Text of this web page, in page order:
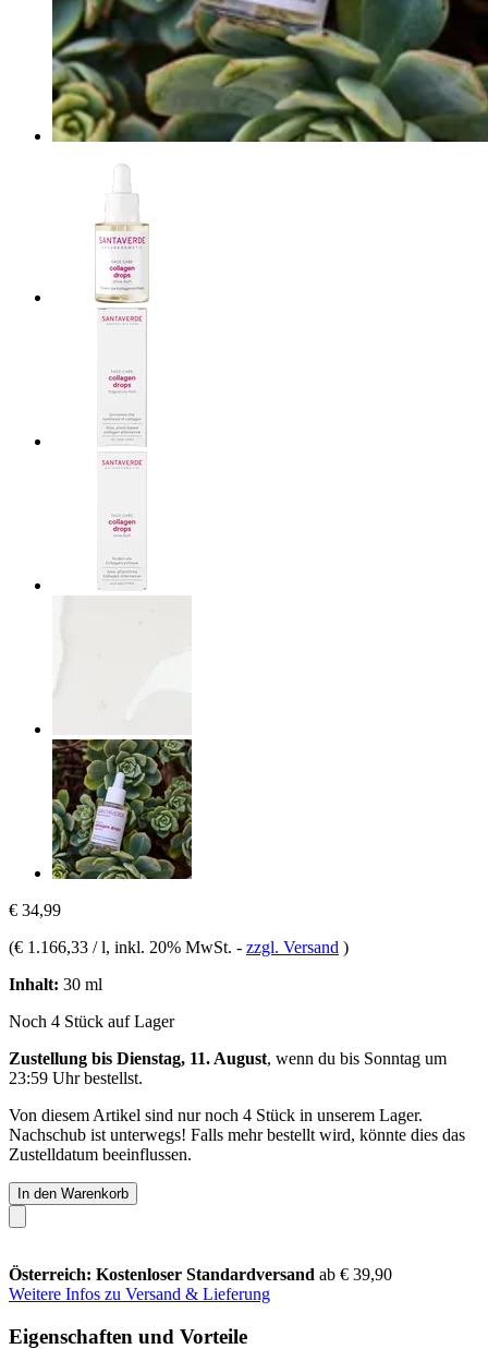
€ 34,99
(€ 1.166,33 / l, inkl. 20% MwSt. - zzgl. Versand )
Inhalt: 30 ml
Noch 4 Stück auf Lager
Zustellung bis Dienstag, 11. August, wenn du bis Sonntag um
23:59 Uhrbestellst.
Von diesem Artikel sind nur noch 4 Stück in unserem Lager.
Nachschub ist unterwegs! Falls mehr bestellt wird, könnte dies das
Zustelldatum beeinflussen.
In den Warenkorb
Österreich: Kostenloser Standardversand ab € 39,90
Weitere Infos zu Versand & Lieferung
Eigenschaften und Vorteile